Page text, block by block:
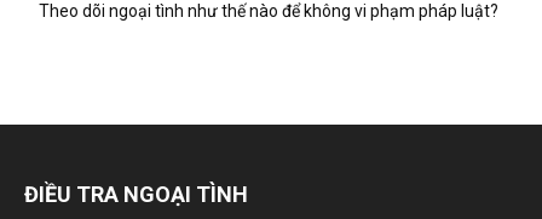
Theo dõi ngoại tình như thế nào để không vi phạm pháp luật?
ĐIỀU TRA NGOẠI TÌNH